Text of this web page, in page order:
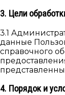
3. Цели
3.1
данные
справочного
4. Порядок и